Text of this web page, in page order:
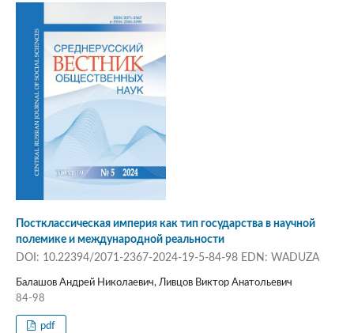
Постклассическая империя как тип государства в научной
полемике и международной реальности
DOI: 10.22394/2071-2367-2024-19-5-84-98 EDN: WADUZA
Балашов Андрей Николаевич, Ливцов Виктор Анатольевич
84-98
pdf